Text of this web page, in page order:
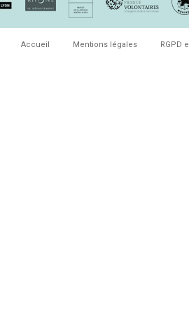
Accueil Mentions légales RGPD